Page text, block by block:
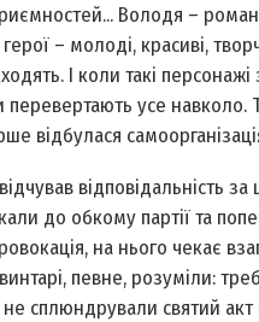
Володя –
– молоді, красиві,
І коли такі персонажі
перевертають усе навколо.
відбулася
відповідальність
до обкому партії та
на нього чекає
певне, розуміли:
сплюндрували святий